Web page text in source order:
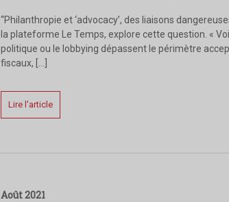
“Philanthropie et ‘advocacy’, des liaisons
la plateforme Le Temps, explore cette question. «
politique ou le lobbying dépassent le périmètre
fiscaux, […]
Lire l'article
août 2021